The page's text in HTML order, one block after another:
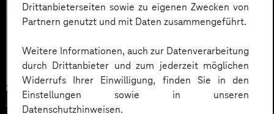
Drittanbieterseiten sowie zu eigenen Zwecken von
Partnern genutzt und mit Daten zusammengeführt.
Weitere Informationen, auch zur Datenverarbeitung
durch Drittanbieter und zum jederzeit möglichen
Widerrufs Ihrer Einwilligung, finden Sie in den
Einstellungen sowie in unseren
Datenschutzhinweisen.